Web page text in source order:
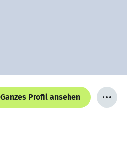
Ganzes Profil ansehen